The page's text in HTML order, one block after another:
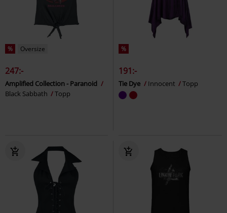
% Oversize
247:-
Amplified Collection - Paranoid
Black Sabbath
Topp
%
191:-
Tie Dye Innocent Topp